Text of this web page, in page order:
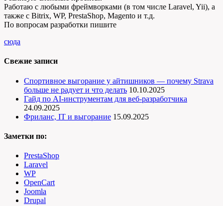
Работаю с любыми фреймворками (в том числе Laravel, Yii), а
также с Bitrix, WP, PrestaShop, Magento и т.д.
По вопросам разработки пишите
сюда
Свежие записи
Спортивное выгорание у айтишников — почему Strava
больше не радует и что делать 10.10.2025
Гайд по AI-инструментам для веб-разработчика
24.09.2025
Фриланс, IT и выгорание 15.09.2025
Заметки по:
PrestaShop
Laravel
WP
OpenCart
Joomla
Drupal